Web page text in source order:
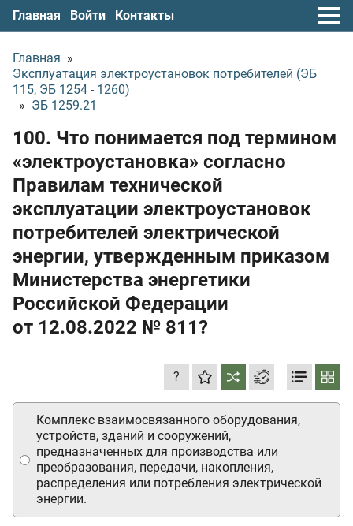
Главная Войти Контакты
Главная »
Эксплуатация электроустановок потребителей (ЭБ
115, ЭБ 1254 - 1260)
» ЭБ 1259.21
100. Что понимается под термином
«электроустановка» согласно
Правилам технической
эксплуатации электроустановок
потребителей электрической
энергии, утвержденным приказом
Министерства энергетики
Российской Федерации
от 12.08.2022 № 811?
?
Комплекс взаимосвязанного оборудования,
устройств, зданий и сооружений,
предназначенных для производства или
преобразования, передачи, накопления,
распределения или потребления электрической
энергии.